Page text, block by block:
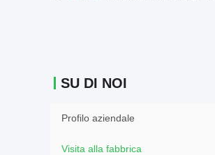
SU DI NOI
Profilo aziendale
Visita alla fabbrica